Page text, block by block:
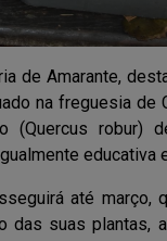
de Amarante,
na freguesia de
(Quercus robur)
educativa
até março,
das suas plantas,